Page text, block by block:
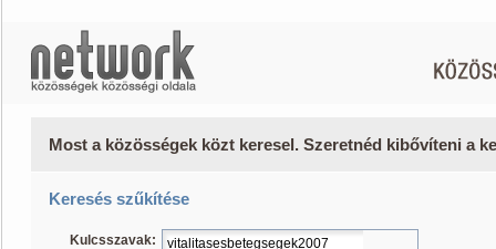
Most a közösségek közt keresel. Szeretnéd kibővíteni a
Keresés szűkítése
Kulcsszavak: